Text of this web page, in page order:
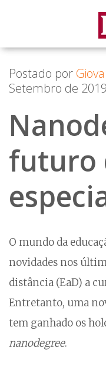
Postado por
Setembro de
futuro
O mundo da
novidades nos
distância (EaD) a
Entretanto, uma
tem ganhado os
nanodegree.